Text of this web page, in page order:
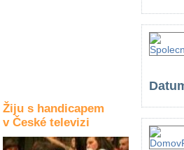
Žiju s handicapem
v České televizi